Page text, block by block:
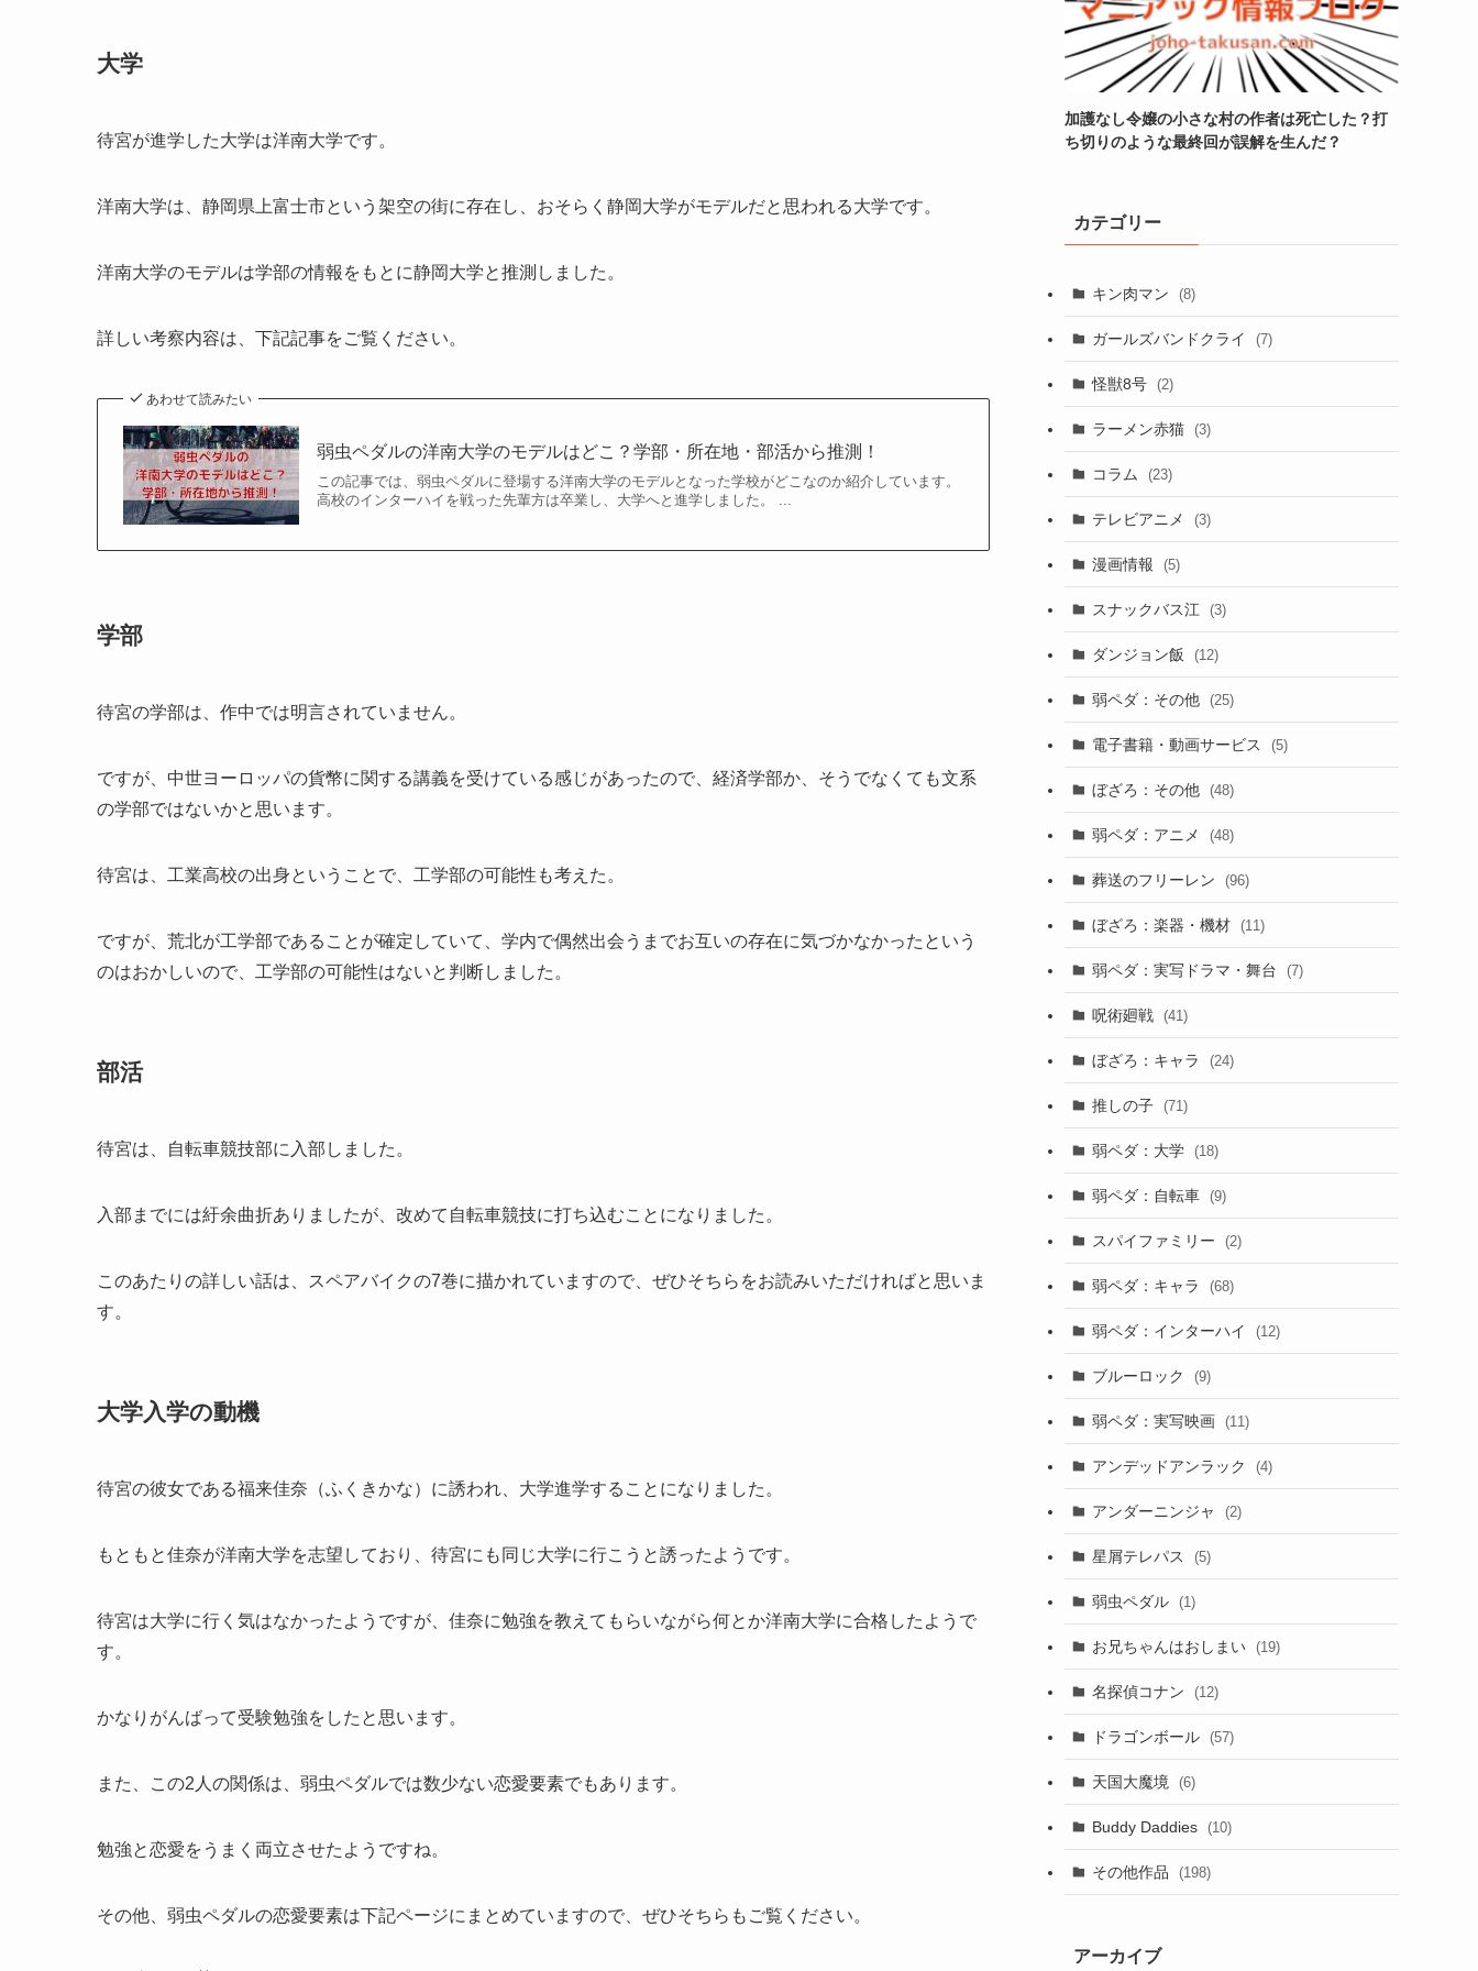
大学
待宮が進学した大学は洋南大学です。
洋南大学は、静岡県上富士市という架空の街に存在し、おそらく静岡大学がモデルだと思われる大学です。
洋南大学のモデルは学部の情報をもとに静岡大学と推測しました。
詳しい考察内容は、下記記事をご覧ください。
あわせて読みたい
弱虫ペダルの洋南大学のモデルはどこ？学部・所在地・部活から推測！
この記事では、弱虫ペダルに登場する洋南大学のモデルとなった学校がどこなのか紹介しています。
高校のインターハイを戦った先輩方は卒業し、大学へと進学しました。 ...
学部
待宮の学部は、作中では明言されていません。
ですが、中世ヨーロッパの貨幣に関する講義を受けている感じがあったので、経済学部か、そうでなくても文系
の学部ではないかと思います。
待宮は、工業高校の出身ということで、工学部の可能性も考えた。
ですが、荒北が工学部であることが確定していて、学内で偶然出会うまでお互いの存在に気づかなかったという
のはおかしいので、工学部の可能性はないと判断しました。
部活
待宮は、自転車競技部に入部しました。
入部までには紆余曲折ありましたが、改めて自転車競技に打ち込むことになりました。
このあたりの詳しい話は、スペアバイクの7巻に描かれていますので、ぜひそちらをお読みいただければと思いま
す。
大学入学の動機
待宮の彼女である福来佳奈（ふくきかな）に誘われ、大学進学することになりました。
もともと佳奈が洋南大学を志望しており、待宮にも同じ大学に行こうと誘ったようです。
待宮は大学に行く気はなかったようですが、佳奈に勉強を教えてもらいながら何とか洋南大学に合格したようで
す。
かなりがんばって受験勉強をしたと思います。
また、この2人の関係は、弱虫ペダルでは数少ない恋愛要素でもあります。
勉強と恋愛をうまく両立させたようですね。
その他、弱虫ペダルの恋愛要素は下記ページにまとめていますので、ぜひそちらもご覧ください。
加護なし令嬢の小さな村の作者は死亡した？打
ち切りのような最終回が誤解を生んだ？
カテゴリー
キン肉マン (8)
ガールズバンドクライ (7)
怪獣8号 (2)
ラーメン赤猫 (3)
コラム (23)
テレビアニメ (3)
漫画情報 (5)
スナックバス江 (3)
ダンジョン飯 (12)
弱ペダ：その他 (25)
電子書籍・動画サービス (5)
ぼざろ：その他 (48)
弱ペダ：アニメ (48)
葬送のフリーレン (96)
ぼざろ：楽器・機材 (11)
弱ペダ：実写ドラマ・舞台 (7)
呪術廻戦 (41)
ぼざろ：キャラ (24)
推しの子 (71)
弱ペダ：大学 (18)
弱ペダ：自転車 (9)
スパイファミリー (2)
弱ペダ：キャラ (68)
弱ペダ：インターハイ (12)
ブルーロック (9)
弱ペダ：実写映画 (11)
アンデッドアンラック (4)
アンダーニンジャ (2)
星屑テレパス (5)
弱虫ペダル (1)
お兄ちゃんはおしまい (19)
名探偵コナン (12)
ドラゴンボール (57)
天国大魔境 (6)
Buddy Daddies (10)
その他作品 (198)
アーカイブ